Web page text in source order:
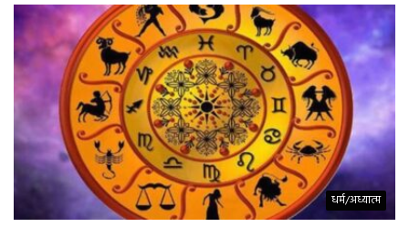
धर्म/अध्यात्म